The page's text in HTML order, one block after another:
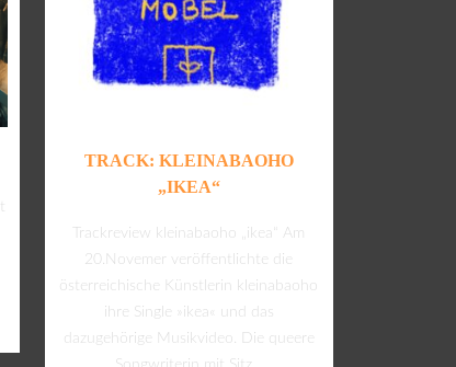
TRACK: KLEINABAOHO
„IKEA“
Trackreview kleinabaoho „ikea“ Am
20.Novemer veröffentlichte die
österreichische Künstlerin kleinabaoho
ihre Single »ikea« und das
dazugehörige Musikvideo. Die queere